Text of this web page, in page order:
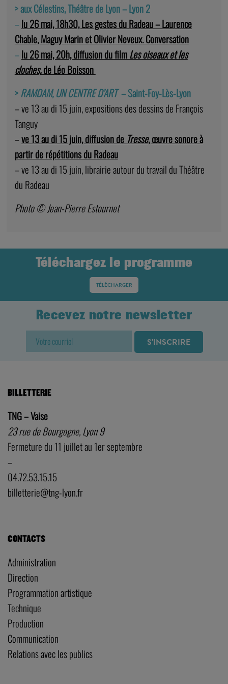
> aux Célestins, Théâtre de Lyon – Lyon 2
– lu 26 mai, 18h30, Les gestes du Radeau – Laurence
Chable, Maguy Marin et Olivier Neveux. Conversation
– lu 26 mai, 20h, diffusion du filmLes oiseaux et les
cloches,de Léo Boisson
>RAMDAM, UN CENTRE D’ART– Saint-Foy-Lès-Lyon
– ve 13 au di 15 juin, expositions des dessins de François
Tanguy
–ve 13 au di 15 juin, diffusion de Tresse, œuvre sonore à
partir de répétitions du Radeau
– ve 13 au di 15 juin, librairie autour du travail du Théâtre
du Radeau
Photo © Jean-Pierre Estournet
Téléchargez le programme
TÉLÉCHARGER
Recevez notre newsletter
BILLETTERIE
TNG – Vaise
23 rue de Bourgogne, Lyon 9
Fermeture du 11 juillet au 1er septembre
–
04.72.53.15.15
billetterie@tng-lyon.fr
CONTACTS
Administration
Direction
Programmation artistique
Technique
Production
Communication
Relations avec les publics